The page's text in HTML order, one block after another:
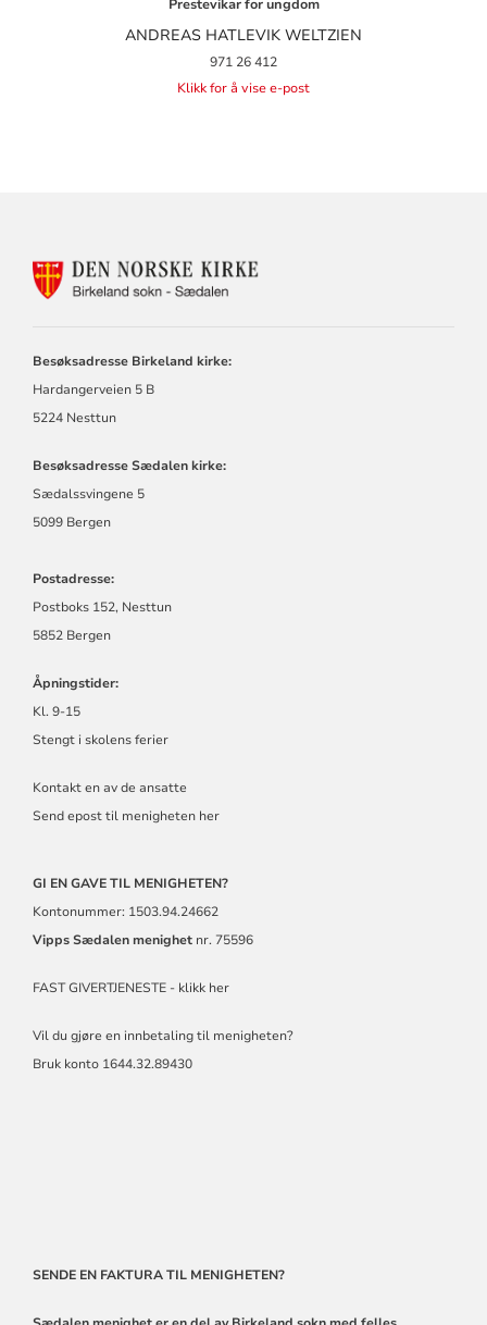
Prestevikar for ungdom
ANDREAS HATLEVIK WELTZIEN
971 26 412
Klikk for å vise e-post
Besøksadresse Birkeland kirke:
Hardangerveien 5 B
5224 Nesttun
Besøksadresse Sædalen kirke:
Sædalssvingene 5
5099 Bergen
Postadresse:
Postboks 152, Nesttun
5852 Bergen
Åpningstider:
Kl. 9-15
Stengt i skolens ferier
Kontakt en av de ansatte
Send epost til menigheten her
GI EN GAVE TIL MENIGHETEN?
Kontonummer: 1503.94.24662
Vipps Sædalen menighet nr. 75596
FAST GIVERTJENESTE - klikk her
Vil du gjøre en innbetaling til menigheten?
Bruk konto 1644.32.89430
SENDE EN FAKTURA TIL MENIGHETEN?